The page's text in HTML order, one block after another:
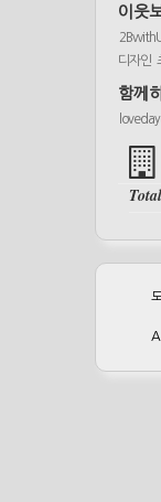
이웃
디자인
함께